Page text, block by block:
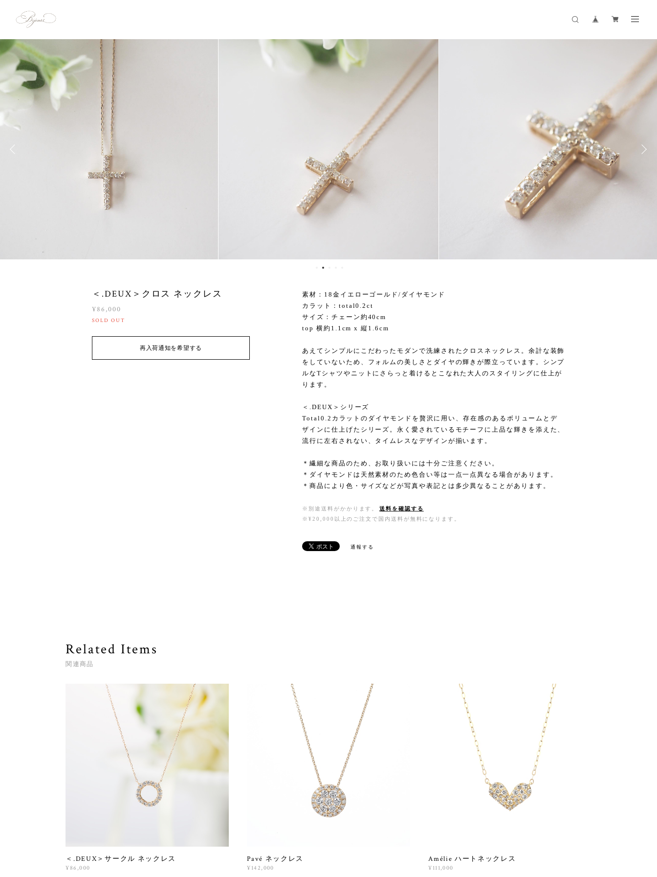
＜.DEUX＞クロス ネックレス
¥86,000
SOLD OUT
再入荷通知を希望する
素材：18金イエローゴールド/ダイヤモンド
カラット：total0.2ct
サイズ：チェーン約40cm
top 横約1.1cm x 縦1.6cm
あえてシンプルにこだわったモダンで洗練されたクロスネックレス。余計な装飾
をしていないため、フォルムの美しさとダイヤの輝きが際立っています。シンプ
ルなTシャツやニットにさらっと着けるとこなれた大人のスタイリングに仕上が
ります。
＜.DEUX＞シリーズ
Total0.2カラットのダイヤモンドを贅沢に用い、存在感のあるボリュームとデ
ザインに仕上げたシリーズ。永く愛されているモチーフに上品な輝きを添えた、
流行に左右されない、タイムレスなデザインが揃います。
＊繊細な商品のため、お取り扱いには十分ご注意ください。
＊ダイヤモンドは天然素材のため色合い等は一点一点異なる場合があります。
＊商品により色・サイズなどが写真や表記とは多少異なることがあります。
※別途送料がかかります。
送料を確認する
※¥20,000以上のご注文で国内送料が無料になります。
通報する
Related Items
関連商品
＜.DEUX＞サークル ネックレス
¥86,000
Pavé ネックレス
¥142,000
Amélie ハートネックレス
¥111,000